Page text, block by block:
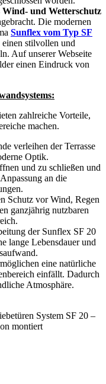
Wind- und Wetterschutz
Die modernen
Sunflex vom Typ SF
stilvollen und
Auf unserer Webseite
einen Eindruck von
zahlreiche Vorteile,
machen.
verleihen der Terrasse
Optik.
und zu schließen und
an die
Schutz vor Wind, Regen
ganzjährig nutzbaren
der Sunflex SF 20
lange Lebensdauer und
eine natürliche
einfällt. Dadurch
Atmosphäre.
System SF 20 –
montiert